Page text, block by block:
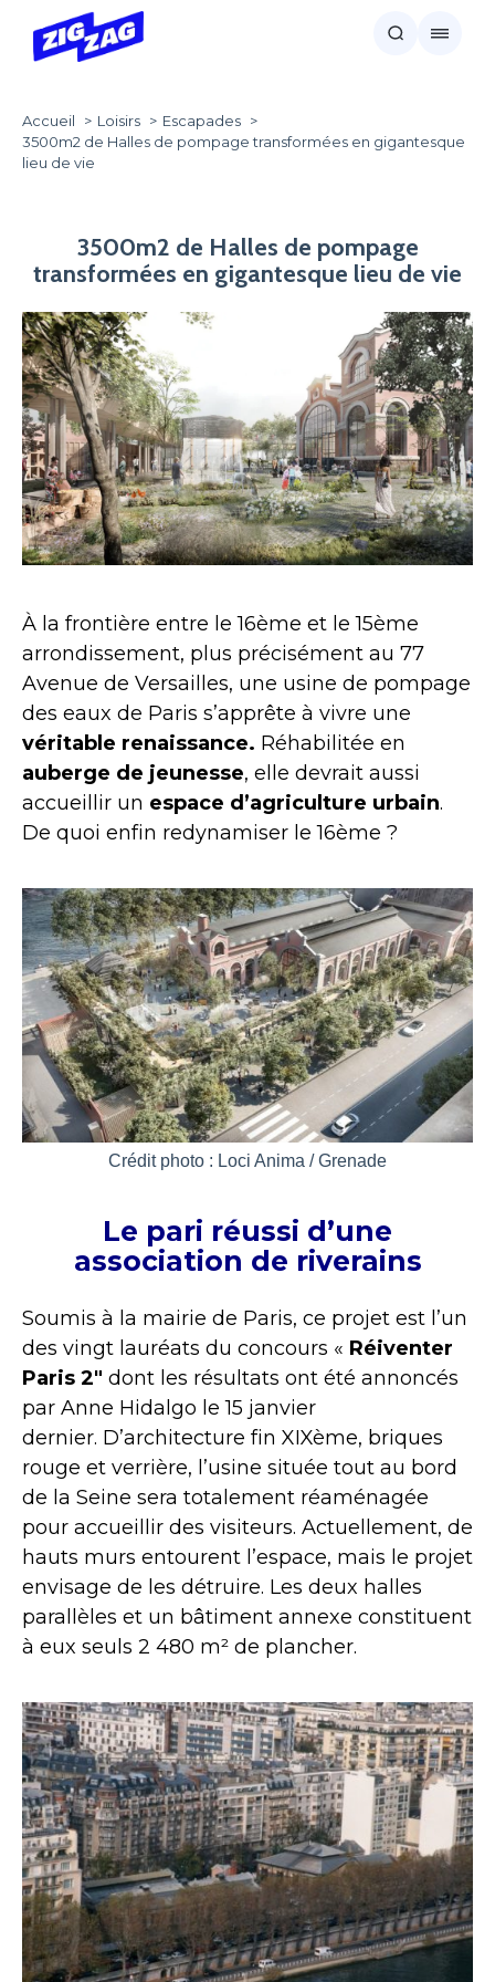
Accueil Loisirs
Escapades
3500m2 de Halles de pompage transformées en gigantesque
lieu de vie
3500m2 de Halles de pompage
transformées en gigantesque lieu de vie
À la frontière entre le 16ème et le 15ème
arrondissement, plus précisément au 77
Avenue de Versailles, une usine de pompage
des eaux de Paris s’apprête à vivre une
véritable renaissance. Réhabilitée en
auberge de jeunesse, elle devrait aussi
accueillir un espace d’agriculture urbain.
De quoi enfin redynamiser le 16ème ?
Crédit photo : Loci Anima / Grenade
Le pari réussi d’une
association de riverains
Soumis à la mairie de Paris, ce projet est l’un
des vingt lauréats du concours « Réiventer
Paris 2″ dont les résultats ont été annoncés
par Anne Hidalgo le 15 janvier
dernier. D’architecture fin XIXème, briques
rouge et verrière, l’usine située tout au bord
de la Seine sera totalement réaménagée
pour accueillir des visiteurs. Actuellement, de
hauts murs entourent l’espace, mais le projet
envisage de les détruire. Les deux halles
parallèles et un bâtiment annexe constituent
à eux seuls 2 480 m² de plancher.